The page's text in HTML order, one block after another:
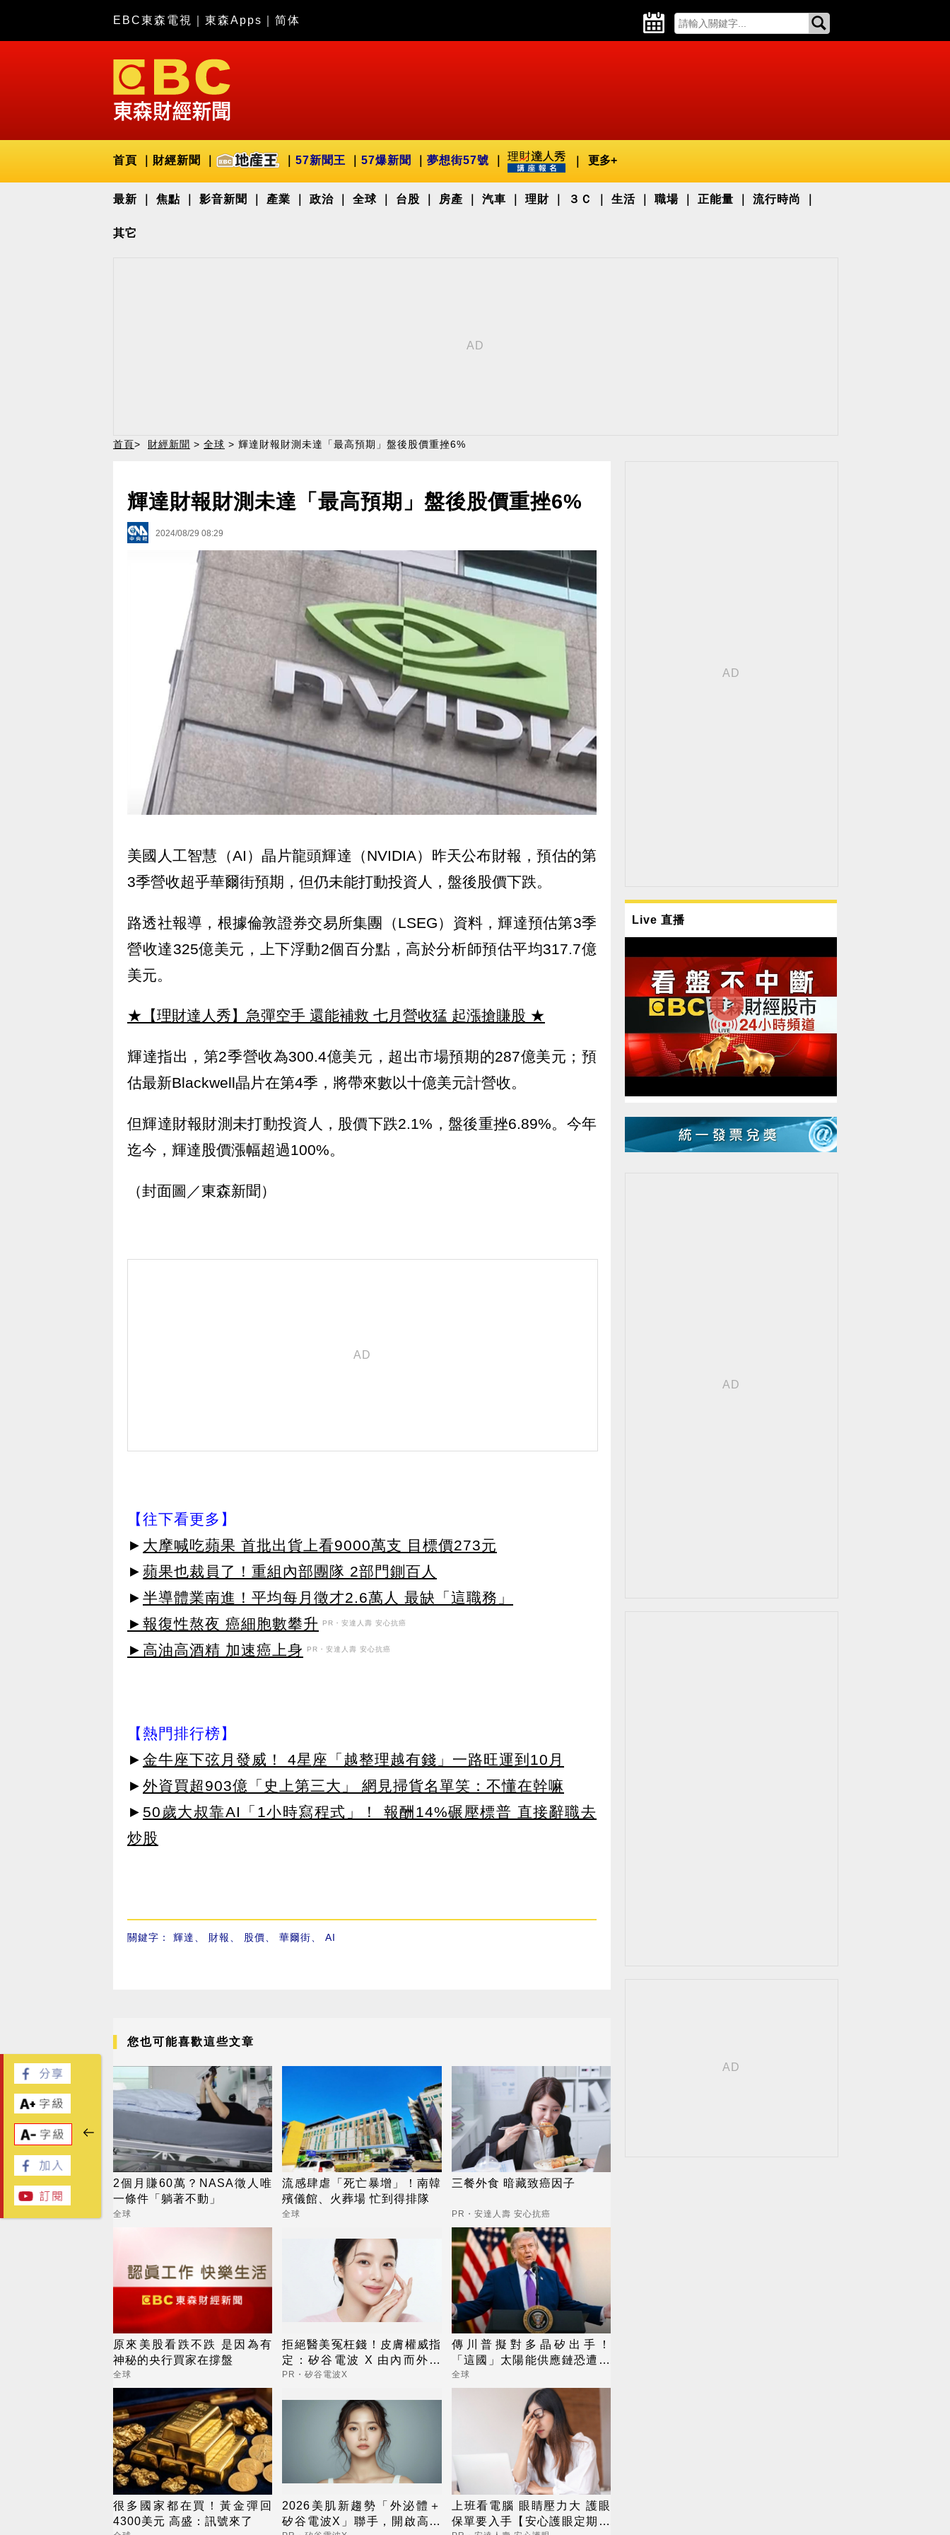
EBC東森電視 東森Apps 简体
首頁 財經新聞 57新聞王 57爆新聞 夢想街57號 更多+
最新 焦點 影音新聞 產業 政治 全球 台股 房產 汽車 理財 ３Ｃ 生活 職場 正能量 流行時尚
其它
首頁> 財經新聞 > 全球 > 輝達財報財測未達「最高預期」盤後股價重挫6%
輝達財報財測未達「最高預期」盤後股價重挫6%
2024/08/29 08:29
美國人工智慧（AI）晶片龍頭輝達（NVIDIA）昨天公布財報，預估的第
3季營收超乎華爾街預期，但仍未能打動投資人，盤後股價下跌。
路透社報導，根據倫敦證券交易所集團（LSEG）資料，輝達預估第3季
營收達325億美元，上下浮動2個百分點，高於分析師預估平均317.7億
美元。
★【理財達人秀】急彈空手 還能補救 七月營收猛 起漲搶賺股 ★
輝達指出，第2季營收為300.4億美元，超出市場預期的287億美元；預
估最新Blackwell晶片在第4季，將帶來數以十億美元計營收。
但輝達財報財測未打動投資人，股價下跌2.1%，盤後重挫6.89%。今年
迄今，輝達股價漲幅超過100%。
（封面圖／東森新聞）
【往下看更多】
► 大摩喊吃蘋果 首批出貨上看9000萬支 目標價273元
► 蘋果也裁員了！重組內部團隊 2部門鍘百人
► 半導體業南進！平均每月徵才2.6萬人 最缺「這職務」
►報復性熬夜 癌細胞數攀升
PR・安達人壽 安心抗癌
►高油高酒精 加速癌上身 PR・安達人壽 安心抗癌
【熱門排行榜】
► 金牛座下弦月發威！ 4星座「越整理越有錢」一路旺運到10月
► 外資買超903億「史上第三大」 網見掃貨名單笑：不懂在幹嘛
► 50歲大叔靠AI「1小時寫程式」！ 報酬14%碾壓標普 直接辭職去
炒股
關鍵字： 輝達 財報 股價 華爾街 AI
您也可能喜歡這些文章
2個月賺60萬？NASA徵人唯
一條件「躺著不動」
全球
流感肆虐「死亡暴增」！南韓
殯儀館、火葬場 忙到得排隊
全球
三餐外食 暗藏致癌因子
PR・安達人壽 安心抗癌
原來美股看跌不跌 是因為有
神秘的央行買家在撐盤
全球
拒絕醫美冤枉錢！皮膚權威指
定：矽谷電波 X 由內而外養
出逆齡好膚質
PR・矽谷電波X
傳川普擬對多晶矽出手！
「這國」太陽能供應鏈恐遭重
擊
全球
很多國家都在買！黃金彈回
4300美元 高盛：訊號來了
2026美肌新趨勢「外泌體＋
矽谷電波X」聯手，開啟高階
上班看電腦 眼睛壓力大 護眼
保單要入手【安心護眼定期眼
Live 直播